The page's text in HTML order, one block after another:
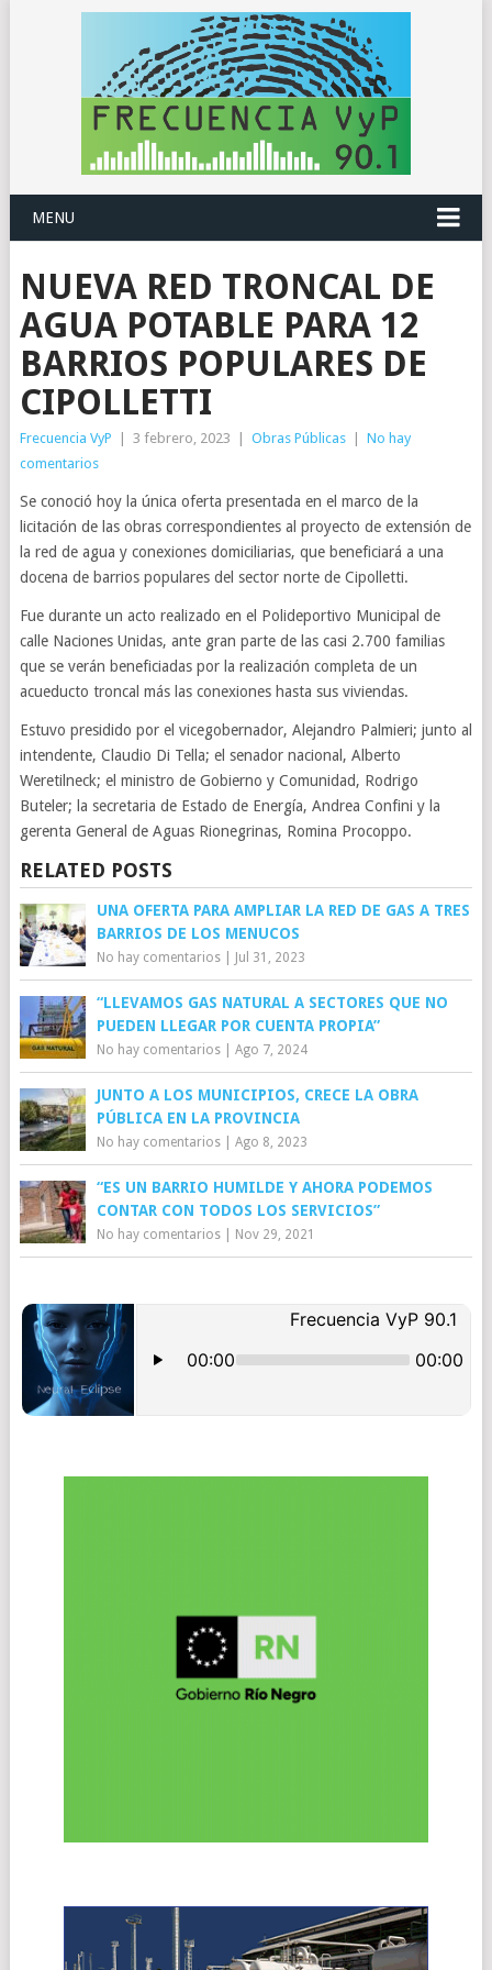
MENU
NUEVA RED TRONCAL DE
AGUA POTABLE PARA 12
BARRIOS POPULARES DE
CIPOLLETTI
Frecuencia VyP 3 febrero, 2023 Obras Públicas
No hay
comentarios
Se conoció hoy la única oferta presentada en el marco de la
licitación de las obras correspondientes al proyecto de extensión de
la red de agua y conexiones domiciliarias, que beneficiará a una
docena de barrios populares del sector norte de Cipolletti.
Fue durante un acto realizado en el Polideportivo Municipal de
calle Naciones Unidas, ante gran parte de las casi 2.700 familias
que se verán beneficiadas por la realización completa de un
acueducto troncal más las conexiones hasta sus viviendas.
Estuvo presidido por el vicegobernador, Alejandro Palmieri; junto al
intendente, Claudio Di Tella; el senador nacional, Alberto
Weretilneck; el ministro de Gobierno y Comunidad, Rodrigo
Buteler; la secretaria de Estado de Energía, Andrea Confini y la
gerenta General de Aguas Rionegrinas, Romina Procoppo.
RELATED POSTS
UNA OFERTA PARA AMPLIAR LA RED DE GAS A TRES
BARRIOS DE LOS MENUCOS
No hay comentarios| Jul 31, 2023
“LLEVAMOS GAS NATURAL A SECTORES QUE NO
PUEDEN LLEGAR POR CUENTA PROPIA”
No hay comentarios| Ago 7, 2024
JUNTO A LOS MUNICIPIOS, CRECE LA OBRA
PÚBLICA EN LA PROVINCIA
No hay comentarios| Ago 8, 2023
“ES UN BARRIO HUMILDE Y AHORA PODEMOS
CONTAR CON TODOS LOS SERVICIOS”
No hay comentarios| Nov 29, 2021